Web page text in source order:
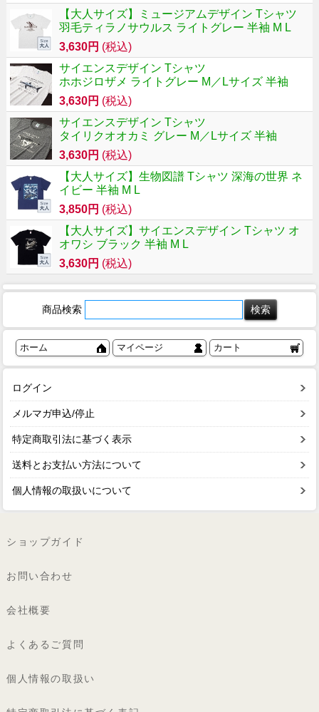
【大人サイズ】ミュージアムデザイン Tシャツ
羽毛ティラノサウルス ライトグレー 半袖 M L
3,630円 (税込)
サイエンスデザイン Tシャツ
ホホジロザメ ライトグレー M／Lサイズ 半袖
3,630円 (税込)
サイエンスデザイン Tシャツ
タイリクオオカミ グレー M／Lサイズ 半袖
3,630円 (税込)
【大人サイズ】生物図譜 Tシャツ 深海の世界 ネ
イビー 半袖 M L
3,850円 (税込)
【大人サイズ】サイエンスデザイン Tシャツ オ
オワシ ブラック 半袖 M L
3,630円 (税込)
商品検索
ホーム マイページ カート
ログイン
メルマガ申込/停止
特定商取引法に基づく表示
送料とお支払い方法について
個人情報の取扱いについて
ショップガイド
お問い合わせ
会社概要
よくあるご質問
個人情報の取扱い